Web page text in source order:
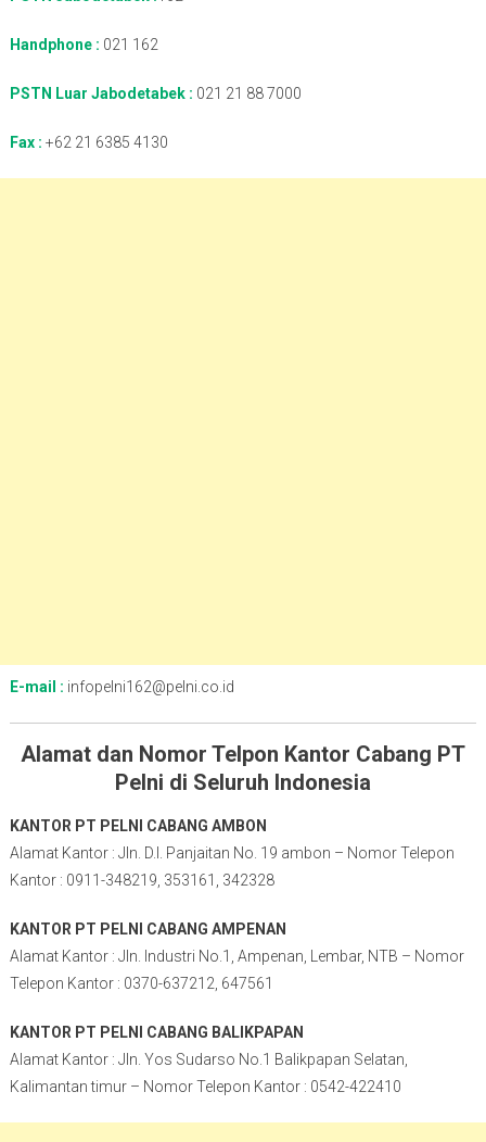
Handphone : 021 162
PSTN Luar Jabodetabek : 021 21 88 7000
Fax : +62 21 6385 4130
E-mail : infopelni162@pelni.co.id
Alamat dan Nomor Telpon Kantor Cabang PT
Pelni di Seluruh Indonesia
KANTOR PT PELNI CABANG AMBON
Alamat Kantor : Jln. D.I. Panjaitan No. 19 ambon – Nomor Telepon
Kantor : 0911-348219, 353161, 342328
KANTOR PT PELNI CABANG AMPENAN
Alamat Kantor : Jln. Industri No.1, Ampenan, Lembar, NTB – Nomor
Telepon Kantor : 0370-637212, 647561
KANTOR PT PELNI CABANG BALIKPAPAN
Alamat Kantor : Jln. Yos Sudarso No.1 Balikpapan Selatan,
Kalimantan timur – Nomor Telepon Kantor : 0542-422410